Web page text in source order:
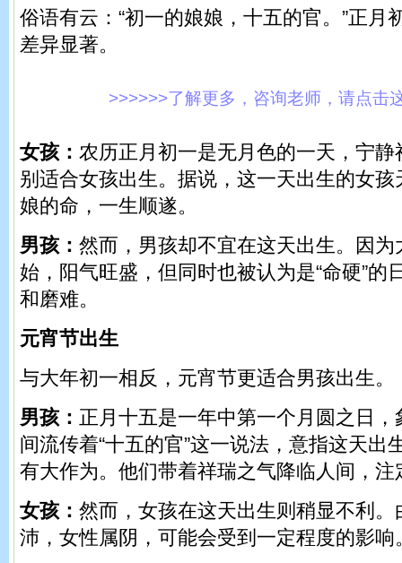
俗语有云：“初一的娘娘，十五的官。”正月
差异显著。
>>>>>>了解更多，咨询老师，请点击
女孩： 农历正月初一是无月色的一天，宁
别适合女孩出生。据说，这一天出生的女
娘的命，一生顺遂。
男孩： 然而，男孩却不宜在这天出生。因
始，阳气旺盛，但同时也被认为是“命硬”的
和磨难。
元宵节出生
与大年初一相反，元宵节更适合男孩出生。
男孩： 正月十五是一年中第一个月圆之日
间流传着“十五的官”这一说法，意指这天出
有大作为。他们带着祥瑞之气降临人间，注
女孩： 然而，女孩在这天出生则稍显不利
沛，女性属阴，可能会受到一定程度的影响